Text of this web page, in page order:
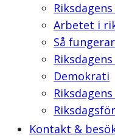
Arbetet i
Så
Demokrati
Kontakt &